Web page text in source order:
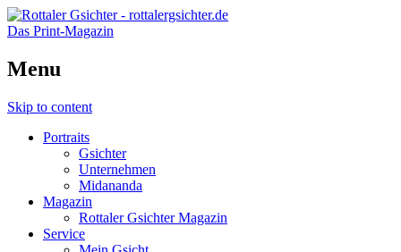
Das Print-Magazin
Menu
Skip to content
Portraits
Gsichter
Unternehmen
Midananda
Magazin
Rottaler Gsichter Magazin
Service